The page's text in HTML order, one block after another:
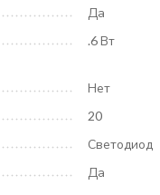
Да
.6 Вт
Нет
20
Светодиод
Да